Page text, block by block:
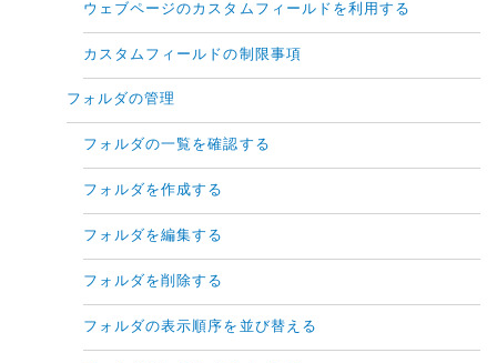
ウェブページのカスタムフィールドを利用する
カスタムフィールドの制限事項
フォルダの管理
フォルダの一覧を確認する
フォルダを作成する
フォルダを編集する
フォルダを削除する
フォルダの表示順序を並び替える